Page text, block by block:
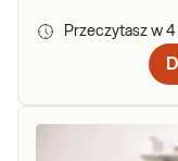
Przeczytasz w 4